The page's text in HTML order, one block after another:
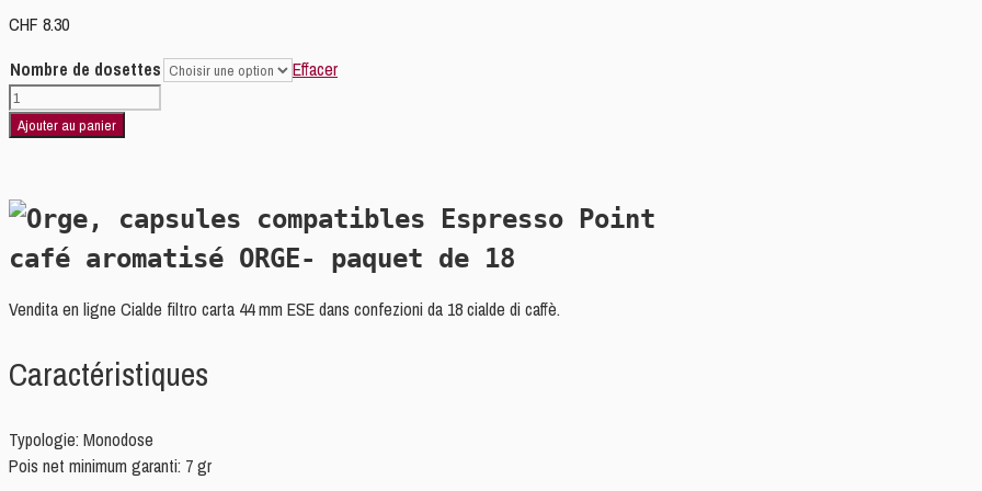
CHF 8.30
Nombre de dosettes
Effacer
quantité
de
paquet
18
44mm
Ajouter au panier
café aromatisé ORGE- paquet de 18
Vendita en ligne Cialde filtro carta 44 mm ESE dans confezioni da 18 cialde di caffè.
Caractéristiques
Typologie: Monodose
Pois net minimum garanti: 7 gr